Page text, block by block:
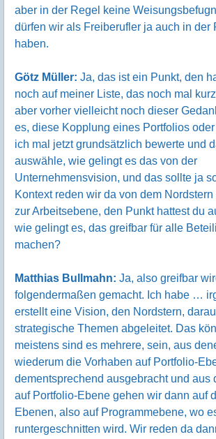
aber in der Regel keine
dürfen wir als Freiberufler ja auch in der
haben.
Götz Müller: Ja, das ist ein Punkt, den
noch auf meiner Liste, das noch mal
aber vorher vielleicht noch dieser
es, diese Kopplung eines Portfolios
ich mal jetzt grundsätzlich bewerte und
auswähle, wie gelingt es das von der
Unternehmensvision, und das sollte ja
Kontext reden wir da von dem
zur Arbeitsebene, den Punkt hattest du
wie gelingt es, das greifbar für alle
machen?
Matthias Bullmahn: Ja, also greifbar
folgendermaßen gemacht. Ich habe …
erstellt eine Vision, den Nordstern,
strategische Themen abgeleitet. Das
meistens sind es mehrere, sein, aus
wiederum die Vorhaben auf Portfolio-
dementsprechend ausgebracht und aus
auf Portfolio-Ebene gehen wir dann auf
Ebenen, also auf Programmebene, wo
runtergeschnitten wird. Wir reden da